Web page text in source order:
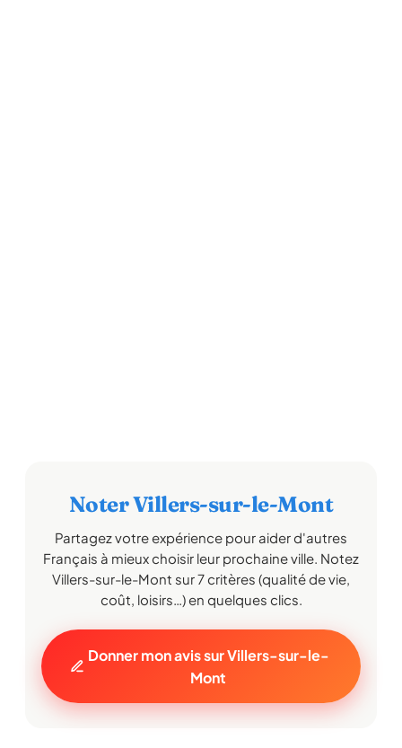
Noter Villers-sur-le-Mont
Partagez votre expérience pour aider d'autres
Français à mieux choisir leur prochaine ville. Notez
Villers-sur-le-Mont sur 7 critères (qualité de vie,
coût, loisirs…) en quelques clics.
Donner mon avis sur Villers-sur-le-
Mont